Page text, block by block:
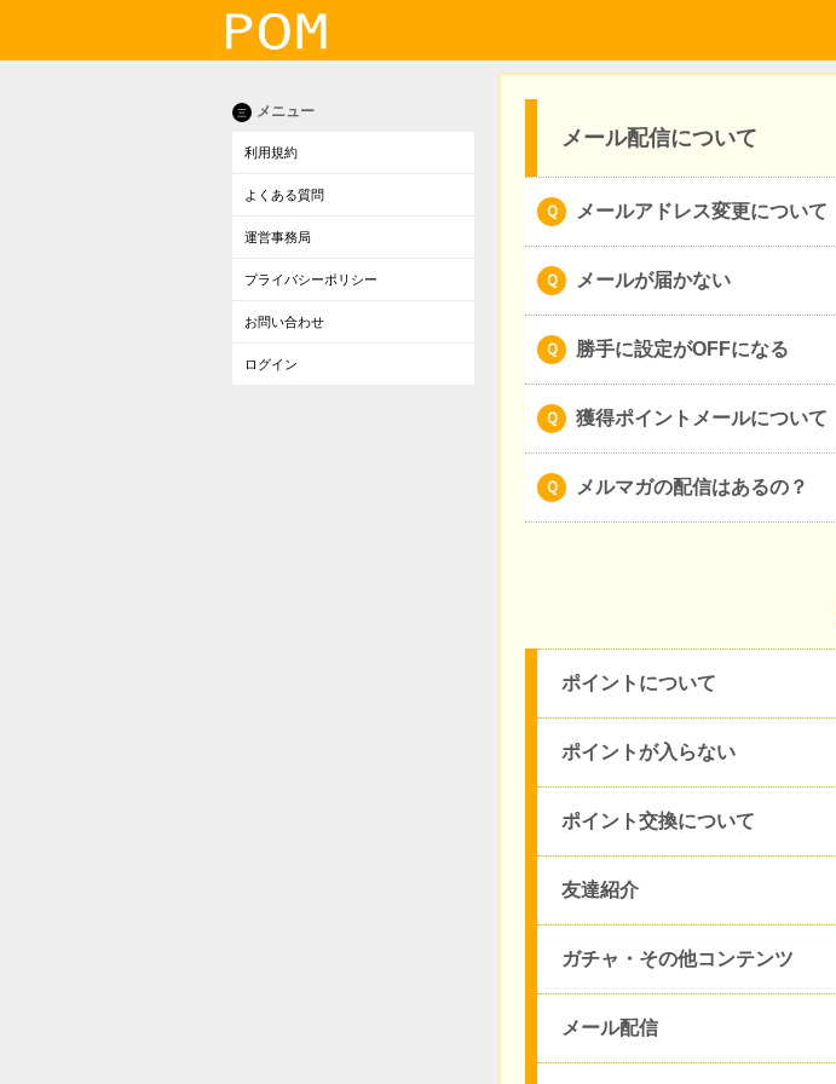
三 メニュー
利用規約
よくある質問
運営事務局
プライバシーポリシー
お問い合わせ
ログイン
メール配信について
メールアドレス変更について
メールが届かない
勝手に設定がOFFになる
獲得ポイントメールについて
メルマガの配信はあるの？
ポイントについて
ポイントが入らない
ポイント交換について
友達紹介
ガチャ・その他コンテンツ
メール配信